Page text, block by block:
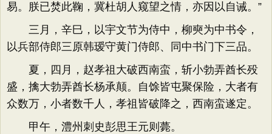
易。朕已焚此鞠，冀杜胡人窥望之情，亦因以自诫。”
三月，辛巳，以宇文节为侍中，柳奭为中书令，
以兵部侍郎三原韩瑷守黄门侍郎、同中书门下三品。
夏，四月，赵孝祖大破西南蛮，斩小勃弄酋长殁
盛，擒大勃弄酋长杨承颠。自馀皆屯聚保险，大者有
众数万，小者数千人，孝祖皆破降之，西南蛮遂定。
甲午，澧州刺史彭思王元则薨。